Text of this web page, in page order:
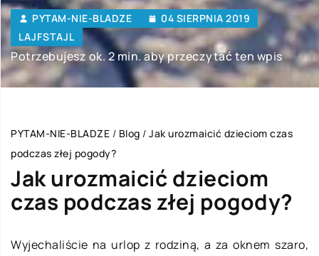
PYTAM-NIE-BLADZE
04 SIERPNIA 2019
LAJFSTAJL
Potrzebujesz ok. 2 min. aby przeczytać ten wpis
PYTAM-NIE-BLADZE / Blog / Jak urozmaicić dzieciom czas
podczas złej pogody?
Jak urozmaicić dzieciom
czas podczas złej pogody?
Wyjechaliście na urlop z rodziną, a za oknem szaro,